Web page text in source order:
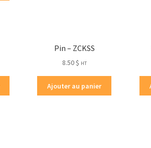
Pin – ZCKSS
8.50$ HT
Ajouter au panier